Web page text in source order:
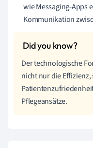
wie Messaging-Apps
Kommunikation
Der technologische
nicht nur die
Pflegeansätze.